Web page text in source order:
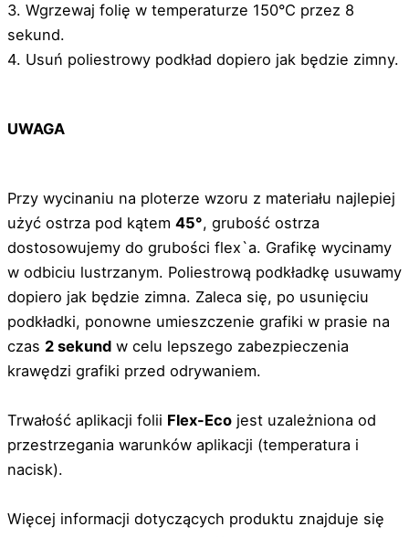
3. Wgrzewaj folię w temperaturze 150°C przez 8
sekund.
4. Usuń poliestrowy podkład dopiero jak będzie zimny.
UWAGA
Przy wycinaniu na ploterze wzoru z materiału najlepiej
użyć ostrza pod kątem 45°, grubość ostrza
dostosowujemy do grubości flex`a. Grafikę wycinamy
w odbiciu lustrzanym. Poliestrową podkładkę usuwamy
dopiero jak będzie zimna. Zaleca się, po usunięciu
podkładki, ponowne umieszczenie grafiki w prasie na
czas 2 sekund w celu lepszego zabezpieczenia
krawędzi grafiki przed odrywaniem.
Trwałość aplikacji folii Flex-Eco jest uzależniona od
przestrzegania warunków aplikacji (temperatura i
nacisk).
Więcej informacji dotyczących produktu znajduje się